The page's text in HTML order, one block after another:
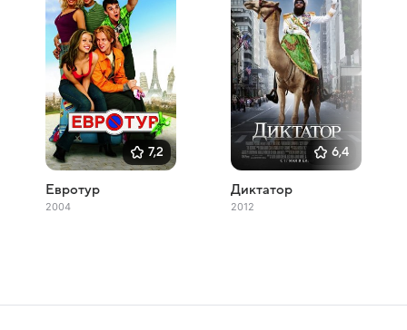
7,2
Евротур
2004
6,4
Диктатор
2012